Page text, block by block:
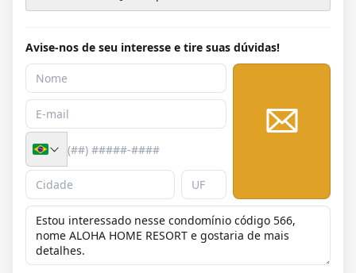
Avise-nos de seu interesse e tire suas dúvidas!